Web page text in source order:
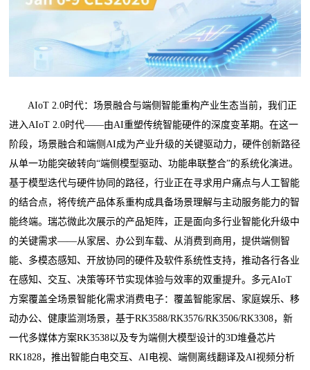
AIoT 2.0时代：场景融合与端侧智能重构产业生态当前，我们正
进入AIoT 2.0时代——由AI重塑传统智能硬件的深度变革期。在这一
阶段，场景融合和端侧AI成为产业升级的关键驱动力，硬件创新路径
从单一功能突破转向“端侧模型驱动、功能串联整合”的系统化演进。
基于模型迭代与硬件协同的路径，行业正在寻求用户痛点与人工智能
的结合点，将传统产品体系重构成具备场景理解与主动服务能力的智
能终端。瑞芯微此次展示的产品矩阵，正是面向多行业智能化升级中
的关键需求——从家居、办公到车载、从消费到商用，提供端侧智
能、多模态感知、开放协同的硬件及软件系统性支持，推动各行各业
在感知、交互、决策等环节实现体验与效率的双重提升。多元AIoT
方案覆盖全场景智能化需求消费电子：覆盖智能家居、家庭娱乐、移
动办公、健康监测场景，基于RK3588/RK3576/RK3506/RK3308，新
一代多媒体方案RK3538以及专为端侧大模型设计的3D堆叠芯片
RK1828，推出智能白电交互、AI电视、端侧离线翻译及AI视频分析